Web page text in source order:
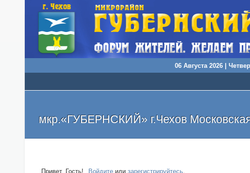
06 Августа 2026 |
мкр.«ГУБЕРНСКИЙ» г.Чехов
Привет, Гость! Войдите илизарегистрируйтесь.